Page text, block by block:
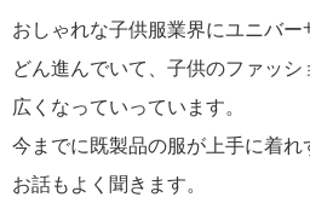
おしゃれな子供服業界にユニバ
どん進んでいて、子供のファッ
広くなっていっています。
今までに既製品の服が上手に着れ
お話もよく聞きます。